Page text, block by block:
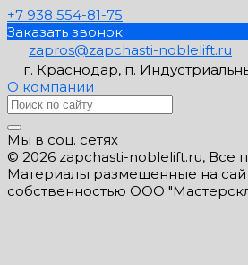
+7 938 554-81-75
Заказать звонок
zapros@zapchasti-noblelift.ru
г. Краснодар, п.
О компании
Мы в соц. сетях
© 2026 zapchasti-noblelift.ru, Все
Материалы размещенные на
собственностью ООО